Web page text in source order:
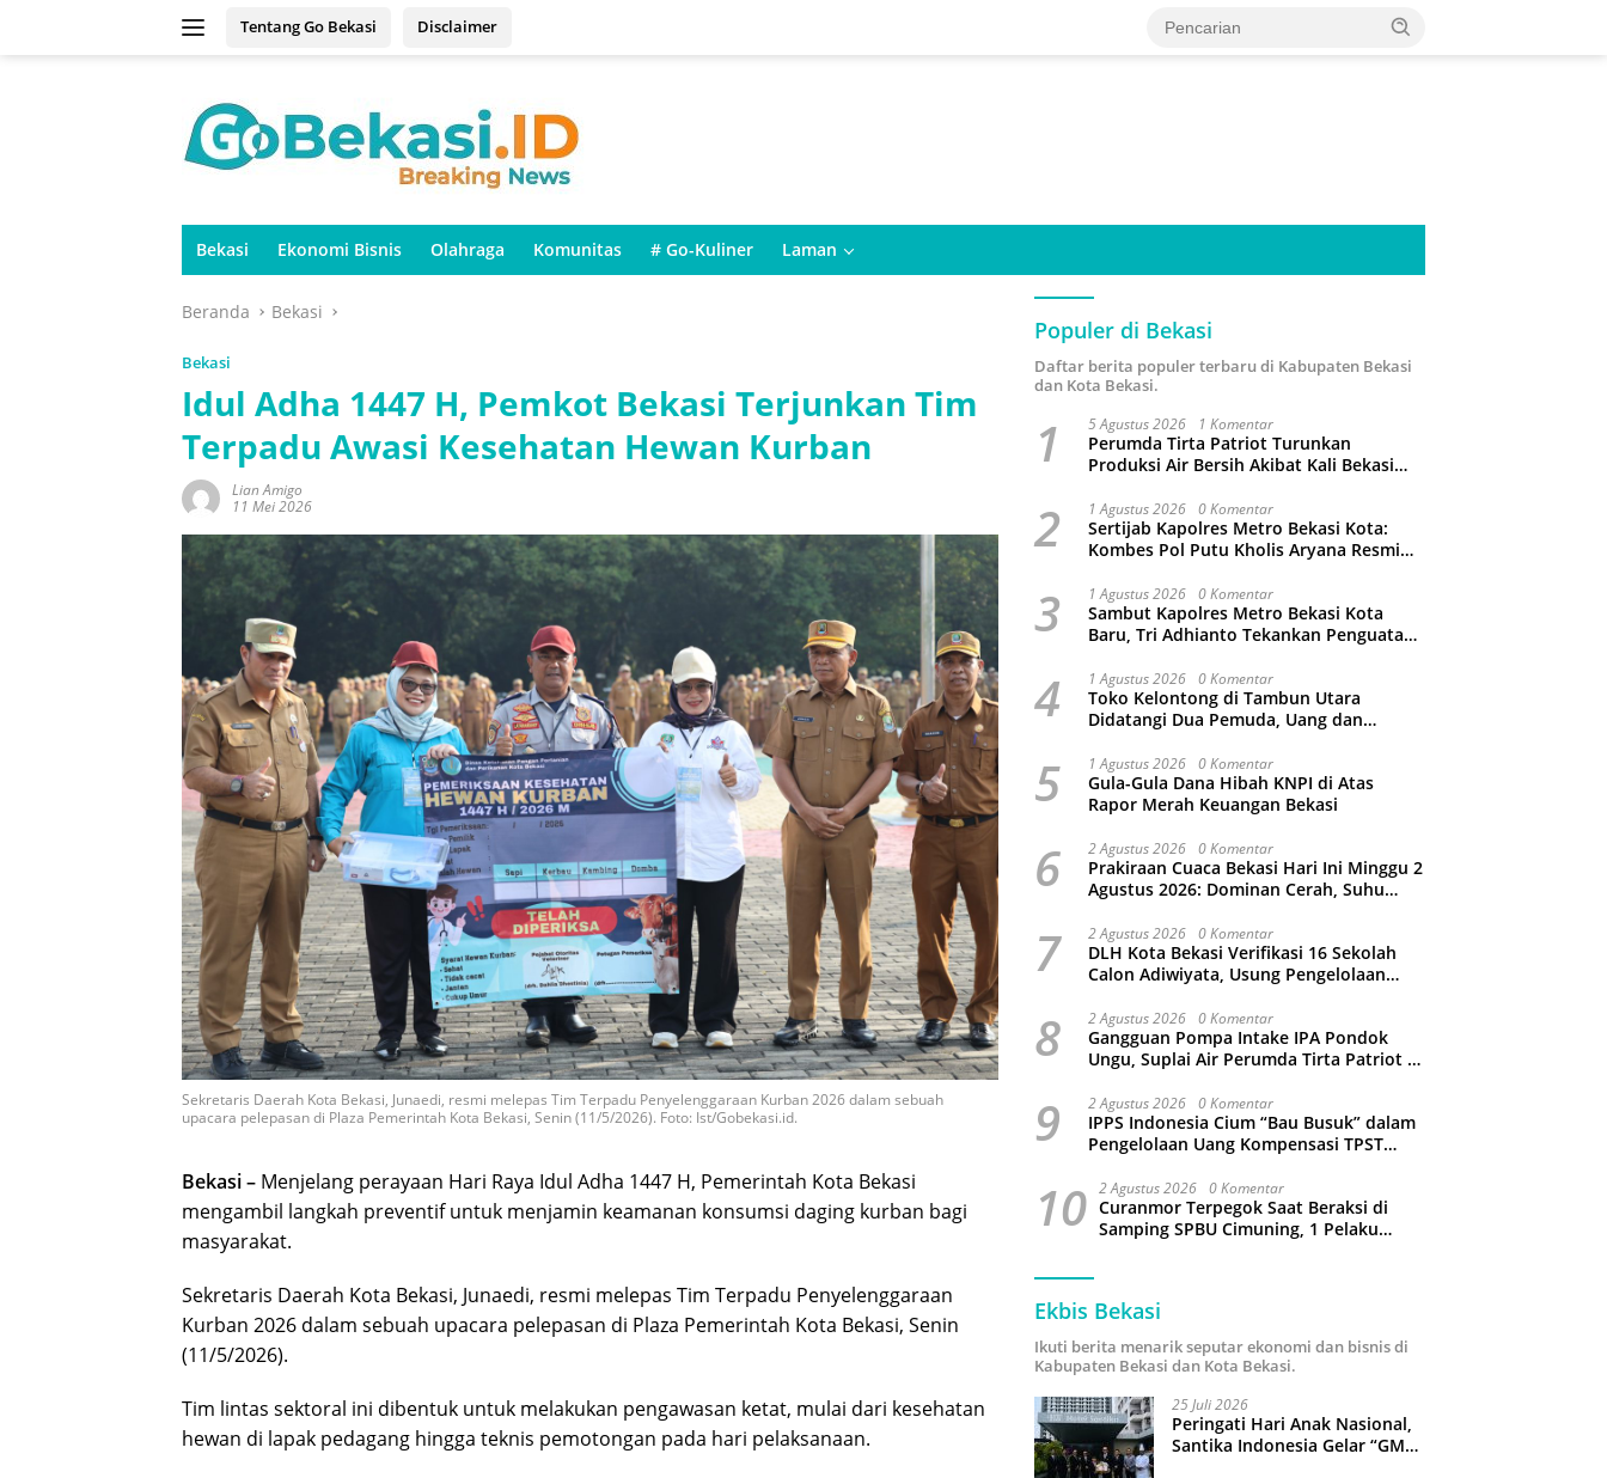
Tentang Go Bekasi Disclaimer
Bekasi Ekonomi Bisnis Olahraga Komunitas # Go-Kuliner Laman
Beranda Bekasi
Bekasi
Idul Adha 1447 H, Pemkot Bekasi Terjunkan Tim
Terpadu Awasi Kesehatan Hewan Kurban
Lian Amigo
11 Mei 2026
Sekretaris Daerah Kota Bekasi, Junaedi, resmi melepas Tim Terpadu Penyelenggaraan Kurban 2026 dalam sebuah
upacara pelepasan di Plaza Pemerintah Kota Bekasi, Senin (11/5/2026). Foto: Ist/Gobekasi.id.
Bekasi – Menjelang perayaan Hari Raya Idul Adha 1447 H, Pemerintah Kota Bekasi
mengambil langkah preventif untuk menjamin keamanan konsumsi daging kurban bagi
masyarakat.
Sekretaris Daerah Kota Bekasi, Junaedi, resmi melepas Tim Terpadu Penyelenggaraan
Kurban 2026 dalam sebuah upacara pelepasan di Plaza Pemerintah Kota Bekasi, Senin
(11/5/2026).
Tim lintas sektoral ini dibentuk untuk melakukan pengawasan ketat, mulai dari kesehatan
hewan di lapak pedagang hingga teknis pemotongan pada hari pelaksanaan.
Populer di Bekasi
Daftar berita populer terbaru di Kabupaten Bekasi
dan Kota Bekasi.
1 5 Agustus 2026 1 Komentar
Perumda Tirta Patriot Turunkan
Produksi Air Bersih Akibat Kali Bekasi
2 1 Agustus 2026 0 Komentar
Sertijab Kapolres Metro Bekasi Kota:
Kombes Pol Putu Kholis Aryana Resmi
Bintoro
3 1 Agustus 2026 0 Komentar
Sambut Kapolres Metro Bekasi Kota
Baru, Tri Adhianto Tekankan Penguatan
4 1 Agustus 2026 0 Komentar
Toko Kelontong di Tambun Utara
Didatangi Dua Pemuda, Uang dan
5 1 Agustus 2026 0 Komentar
Gula-Gula Dana Hibah KNPI di Atas
Rapor Merah Keuangan Bekasi
6 2 Agustus 2026 0 Komentar
Prakiraan Cuaca Bekasi Hari Ini Minggu 2
Agustus 2026: Dominan Cerah, Suhu
7 2 Agustus 2026 0 Komentar
DLH Kota Bekasi Verifikasi 16 Sekolah
Calon Adiwiyata, Usung Pengelolaan
8 2 Agustus 2026 0 Komentar
Gangguan Pompa Intake IPA Pondok
Ungu, Suplai Air Perumda Tirta Patriot di
9 2 Agustus 2026 0 Komentar
IPPS Indonesia Cium “Bau Busuk” dalam
Pengelolaan Uang Kompensasi TPST
10 2 Agustus 2026 0 Komentar
Curanmor Terpegok Saat Beraksi di
Samping SPBU Cimuning, 1 Pelaku
Ekbis Bekasi
Ikuti berita menarik seputar ekonomi dan bisnis di
Kabupaten Bekasi dan Kota Bekasi.
25 Juli 2026
Peringati Hari Anak Nasional,
Santika Indonesia Gelar “GM